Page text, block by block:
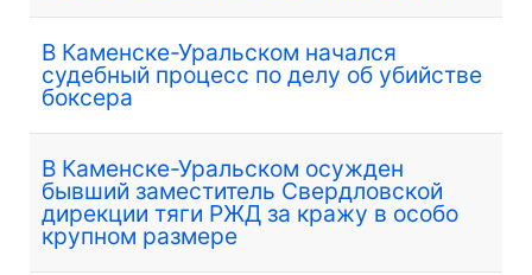
В Каменске-Уральском начался
судебный процесс по делу об убийстве
боксера
В Каменске-Уральском осужден
бывший заместитель Свердловской
дирекции тяги РЖД за кражу в особо
крупном размере